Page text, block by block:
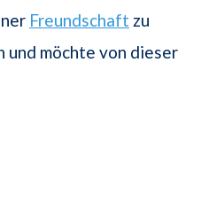
Freundschaft zu
und möchte von dieser